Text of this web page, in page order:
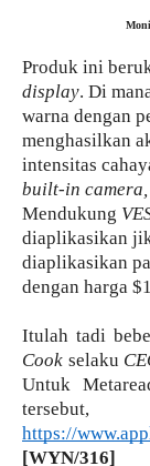
Produk ini
display. Di
warna dengan
menghasilkan
intensitas
built-in camera,
Mendukung
diaplikasikan
diaplikasikan
dengan harga
Itulah tadi
Cook selaku
Untuk
https://
[WYN/316]